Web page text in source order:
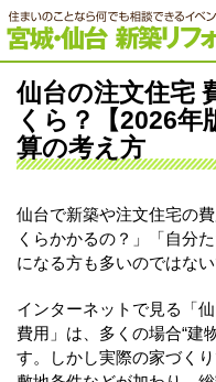
仙台の注文住宅
くら？【2026年
算の考え方
仙台で新築や注文住宅の
くらかかるの？」「自分
になる方も多いのではない
インターネットで見る「
費用」は、多くの場合“建
す。しかし実際の家づく